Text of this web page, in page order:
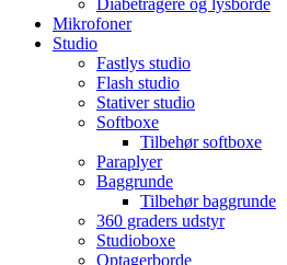
Mikrofoner
Studio
Fastlys studio
Flash studio
Stativer studio
Softboxe
Tilbehør softboxe
Paraplyer
Baggrunde
Tilbehør baggrunde
360 graders udstyr
Studioboxe
Optagerborde